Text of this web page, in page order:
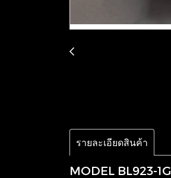
รายละเอียดสินค้า
MODEL BL923-1G